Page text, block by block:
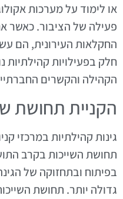
או לימוד על מערכות
פעילה של הציבור. כאשר
החקלאות העירונית, הם
חלק בפעילויות קהילתיות
הקהילה והקשרים
הקניית תחושת
גינות קהילתיות במרכזי
תחושת השייכות בקרב
בפיתוח ובתחזוקה של
גדולה יותר. תחושת